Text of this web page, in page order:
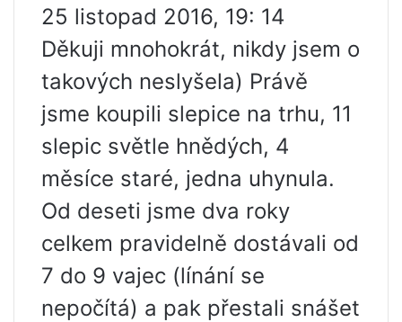
25 listopad 2016, 19: 14
Děkuji mnohokrát, nikdy jsem o
takových neslyšela) Právě
jsme koupili slepice na trhu, 11
slepic světle hnědých, 4
měsíce staré, jedna uhynula.
Od deseti jsme dva roky
celkem pravidelně dostávali od
7 do 9 vajec (línání se
nepočítá) a pak přestali snášet